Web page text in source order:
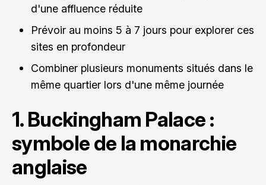
d'une affluence réduite
Prévoir au moins 5 à 7 jours pour explorer ces
sites en profondeur
Combiner plusieurs monuments situés dans le
même quartier lors d'une même journée
1. Buckingham Palace :
symbole de la monarchie
anglaise